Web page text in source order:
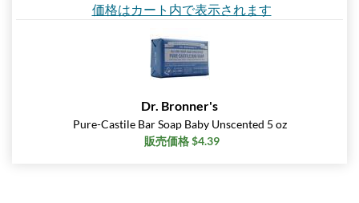
価格はカート内で表示されます
Dr. Bronner's
Pure-Castile Bar Soap Baby Unscented 5 oz
販売価格 $4.39